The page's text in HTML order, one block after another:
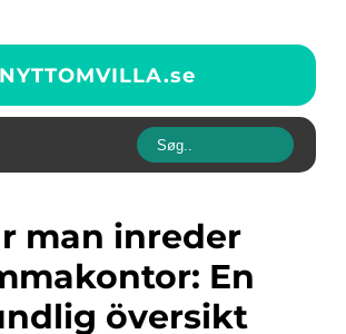
NYTTOMVILLA.se
En
översikt